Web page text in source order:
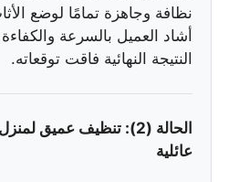
نظافة وجاهزة تمامًا لوضع
أشاد العميل بالسرعة
النتيجة النهائية فاقت توقعاته.
الحالة (2): تنظيف عميق
عائلية